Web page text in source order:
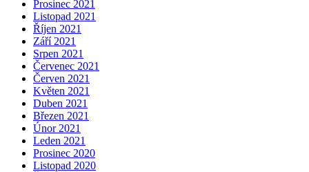
Prosinec 2021
Listopad 2021
Říjen 2021
Září 2021
Srpen 2021
Červenec 2021
Červen 2021
Květen 2021
Duben 2021
Březen 2021
Únor 2021
Leden 2021
Prosinec 2020
Listopad 2020